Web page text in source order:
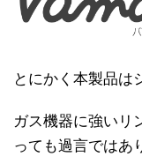
とにかく本製品は
ガス機器に強いリ
っても過言ではあ